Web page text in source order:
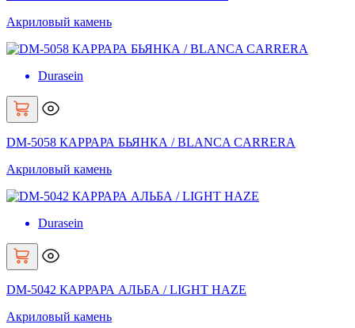
Акриловый камень
Durasein
DM-5058 КАРРАРА БЬЯНКА / BLANCA CARRERA
Акриловый камень
Durasein
DM-5042 КАРРАРА АЛЬБА / LIGHT HAZE
Акриловый камень